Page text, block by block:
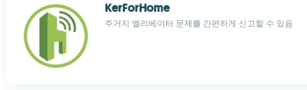
KerForHome
주거지 엘리베이터 문제를 간편하게 신고할 수 있음